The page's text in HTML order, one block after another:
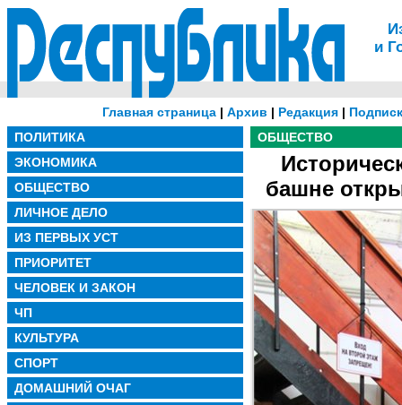
и
Главная страница| Архив | Редакция|
ПОЛИТИКА
ЭКОНОМИКА
ОБЩЕСТВО
ЛИЧНОЕ ДЕЛО
ИЗ ПЕРВЫХ УСТ
ПРИОРИТЕТ
ЧЕЛОВЕК И ЗАКОН
ЧП
КУЛЬТУРА
СПОРТ
ДОМАШНИЙ ОЧАГ
ОБЩЕСТВО
башне